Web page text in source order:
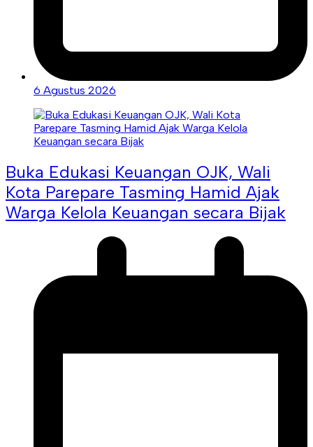
6 Agustus 2026
Buka Edukasi Keuangan OJK, Wali
Kota Parepare Tasming Hamid Ajak
Warga Kelola Keuangan secara Bijak